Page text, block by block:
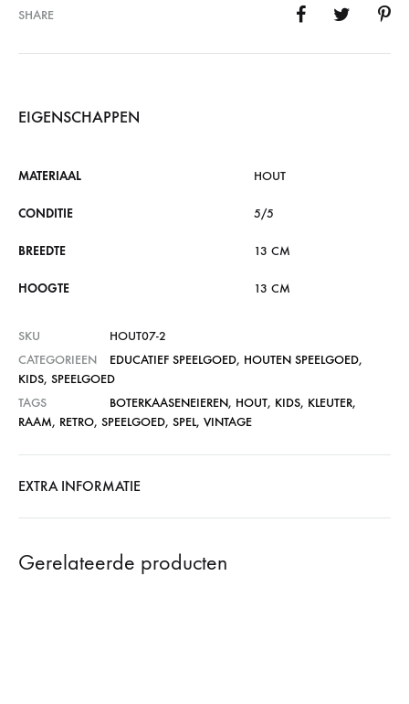
SHARE
EIGENSCHAPPEN
MATERIAAL HOUT
CONDITIE 5/5
BREEDTE 13 CM
HOOGTE 13 CM
SKU
HOUT07-2
CATEGORIEEN
EDUCATIEF SPEELGOED, HOUTEN SPEELGOED,
KIDS, SPEELGOED
TAGS
BOTERKAASENEIEREN, HOUT, KIDS, KLEUTER,
RAAM, RETRO, SPEELGOED, SPEL, VINTAGE
EXTRA INFORMATIE
Gerelateerde producten